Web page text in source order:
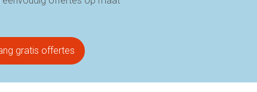
gratis offertes